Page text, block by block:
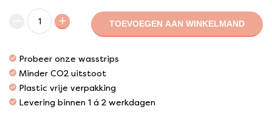
TOEVOEGEN AAN WINKELMAND
Probeer onze wasstrips
Minder CO2 uitstoot
Plastic vrije verpakking
Levering binnen 1 á 2 werkdagen